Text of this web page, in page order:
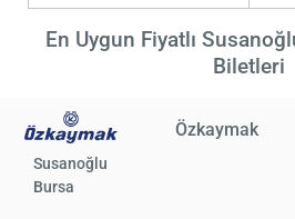
En Uygun Fiyatlı
Biletleri
Özkaymak
Susanoğlu
Bursa